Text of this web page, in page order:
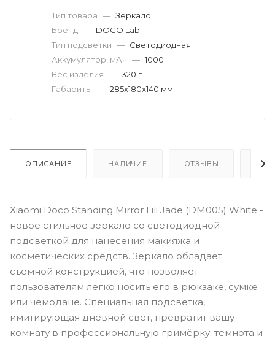
Тип товара — Зеркало
Бренд — DOCO Lab
Тип подсветки — Светодиодная
Аккумулятор, мАч — 1000
Вес изделия — 320 г
Габариты — 285x180x140 мм
ОПИСАНИЕ НАЛИЧИЕ ОТЗЫВЫ
Xiaomi Doco Standing Mirror Lili Jade (DM005) White -
новое стильное зеркало со светодиодной
подсветкой для нанесения макияжа и
косметических средств. Зеркало обладает
съемной конструкцией, что позволяет
пользователям легко носить его в рюкзаке, сумке
или чемодане. Специальная подсветка,
имитирующая дневной свет, превратит вашу
комнату в профессиональную гримёрку: темнота и